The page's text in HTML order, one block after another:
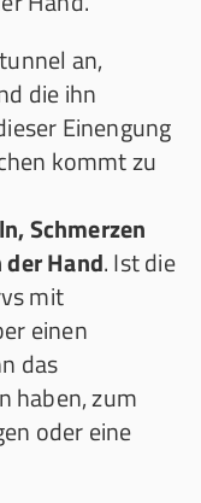
an,
die ihn
Einengung
kommt zu
Schmerzen
Hand. Ist die
mit
einen
das
haben, zum
oder eine